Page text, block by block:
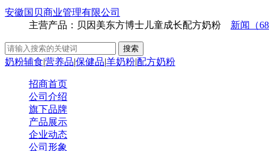
安徽国贝商业管理有限公司
主营产品：贝因美东方博士儿童成长配方奶粉 新闻（
奶粉辅食|营养品|保健品|羊奶粉|配方奶粉
招商首页
公司介绍
旗下品牌
产品展示
企业动态
公司形象